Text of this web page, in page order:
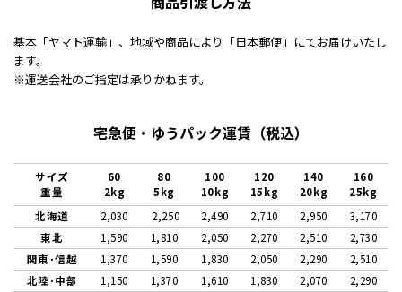
基本「ヤマト運輸」、地域や商品により「日本郵便」にてお届けいたし
ます。
※運送会社のご指定は承りかねます。
宅急便・ゆうパック運賃（税込）
サイズ
重量
60
2kg
80
5kg
100
10kg
120
15kg
140
20kg
160
25kg
北海道
2,030 2,250 2,490 2,710 2,950
3,170
東北
1,590 1,810 2,050 2,270 2,510
2,730
関東･信越
1,370 1,590 1,830 2,050 2,290
2,510
北陸･中部
1,150 1,370 1,610 1,830 2,070
2,290